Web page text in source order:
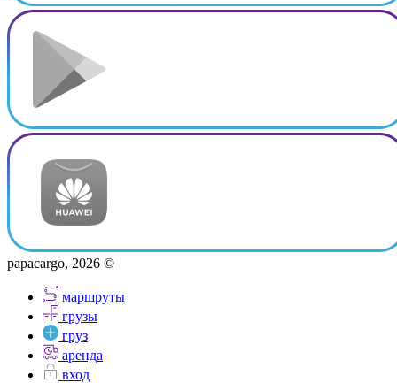
papacargo, 2026 ©
маршруты
грузы
груз
аренда
вход